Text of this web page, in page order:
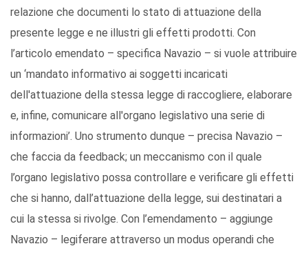
relazione che documenti lo stato di attuazione della
presente legge e ne illustri gli effetti prodotti. Con
l’articolo emendato – specifica Navazio – si vuole attribuire
un ‘mandato informativo ai soggetti incaricati
dell'attuazione della stessa legge di raccogliere, elaborare
e, infine, comunicare all'organo legislativo una serie di
informazioni’. Uno strumento dunque – precisa Navazio –
che faccia da feedback; un meccanismo con il quale
l’organo legislativo possa controllare e verificare gli effetti
che si hanno, dall’attuazione della legge, sui destinatari a
cui la stessa si rivolge. Con l’emendamento – aggiunge
Navazio – legiferare attraverso un modus operandi che